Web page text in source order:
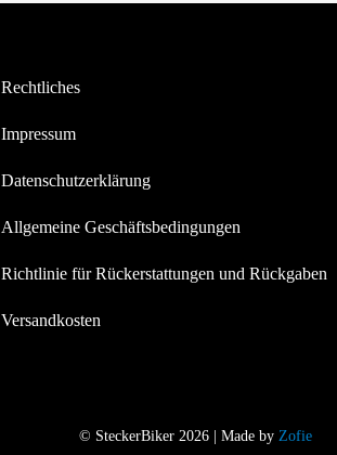
Rechtliches
Impressum
Datenschutzerklärung
Allgemeine Geschäftsbedingungen
Richtlinie für Rückerstattungen und Rückgaben
Versandkosten
© SteckerBiker 2026 | Made by Zofie